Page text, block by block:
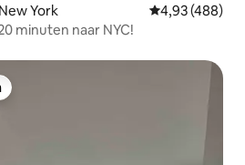
York Gemiddelde
4,93 (488)
minuten naar NYC!